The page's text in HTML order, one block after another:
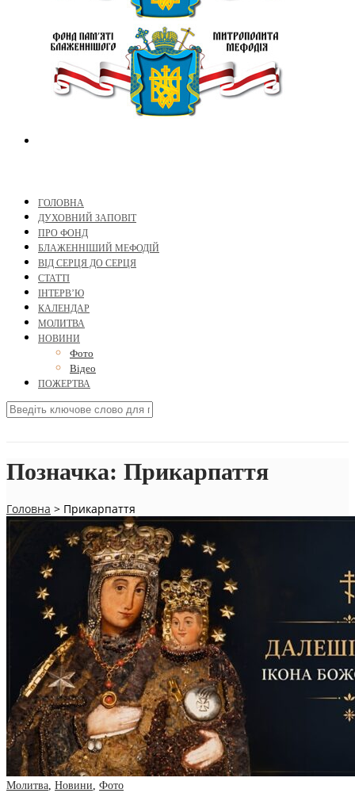
ГОЛОВНА
ДУХОВНИЙ ЗАПОВІТ
ПРО ФОНД
БЛАЖЕННІШИЙ МЕФОДІЙ
ВІД СЕРЦЯ ДО СЕРЦЯ
СТАТТІ
ІНТЕРВ’Ю
КАЛЕНДАР
МОЛИТВА
НОВИНИ
Фото
Відео
ПОЖЕРТВА
Позначка: Прикарпаття
Головна > Прикарпаття
Молитва, Новини, Фото